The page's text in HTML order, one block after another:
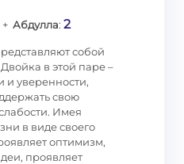
+ Абдулла: 2
собой
в этой паре –
и уверенности,
свою
Имея
в виде своего
оптимизм,
проявляет